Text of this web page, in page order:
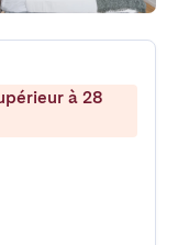
à 28